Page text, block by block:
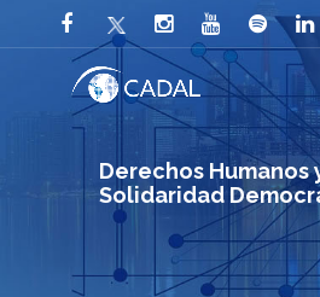
Derechos Humanos
Solidaridad